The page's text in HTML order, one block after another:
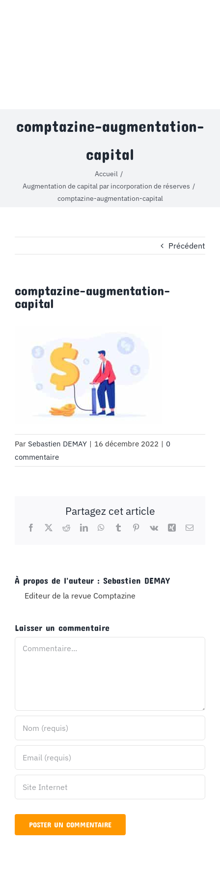
comptazine-augmentation-
capital
Accueil
Augmentation de capital par incorporation de réserves
comptazine-augmentation-capital
Précédent
comptazine-augmentation-
capital
Par Sebastien DEMAY | 16 décembre 2022 | 0
commentaire
Partagez cet article
Facebook
X RedditLinkedInWhatsApp
TumblrPinterest
Vk Xing Email
À propos de l'auteur : Sebastien DEMAY
Editeur de la revue Comptazine
Laisser un commentaire
Commentaire